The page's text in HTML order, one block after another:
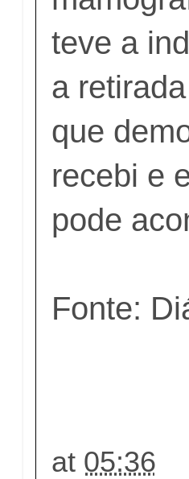
teve a
a
que
recebi e
pode
Fonte:
at 05:36